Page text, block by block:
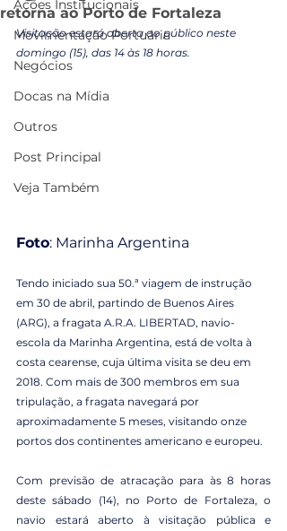
Ações Institucionais
Movimentação Portuária
Negócios
Docas na Mídia
Outros
Post Principal
Veja Também
retorna ao Porto de Fortaleza
Visitação estará aberta ao público neste
domingo (15), das 14 às 18 horas.
Foto: Marinha Argentina
Tendo iniciado sua 50.ª viagem de instrução
em 30 de abril, partindo de Buenos Aires
(ARG), a fragata A.R.A. LIBERTAD, navio-
escola da Marinha Argentina, está de volta à
costa cearense, cuja última visita se deu em
2018. Com mais de 300 membros em sua
tripulação, a fragata navegará por
aproximadamente 5 meses, visitando onze
portos dos continentes americano e europeu.
Com previsão de atracação para às 8 horas
deste sábado (14), no Porto de Fortaleza, o
navio estará aberto à visitação pública e